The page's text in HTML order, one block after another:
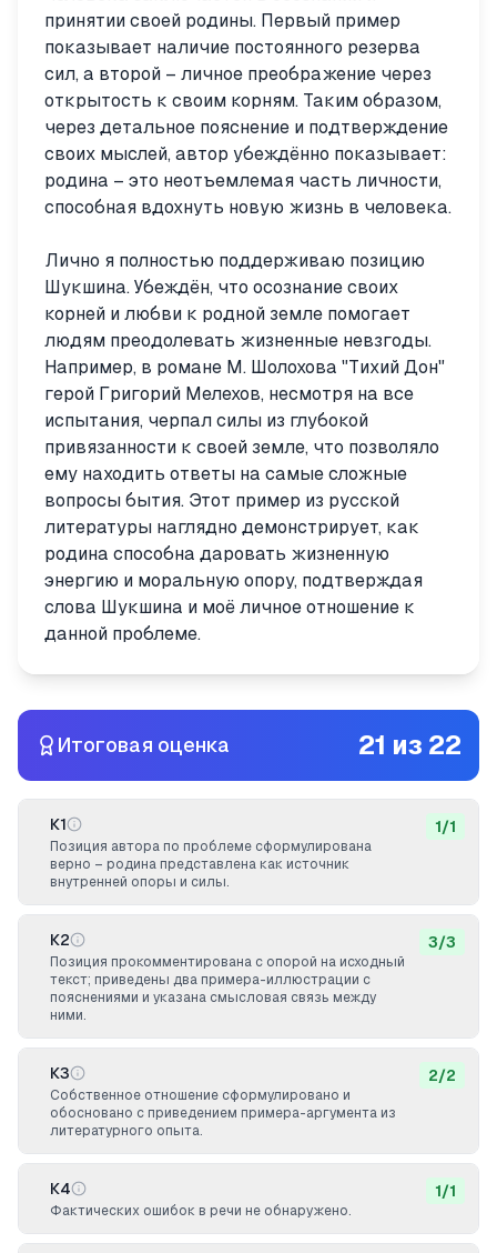
принятии своей родины. Первый пример
показывает наличие постоянного резерва
сил, а второй – личное преображение через
открытость к своим корням. Таким образом,
через детальное пояснение и подтверждение
своих мыслей, автор убеждённо показывает:
родина – это неотъемлемая часть личности,
способная вдохнуть новую жизнь в человека.
Лично я полностью поддерживаю позицию
Шукшина. Убеждён, что осознание своих
корней и любви к родной земле помогает
людям преодолевать жизненные невзгоды.
Например, в романе М. Шолохова "Тихий Дон"
герой Григорий Мелехов, несмотря на все
испытания, черпал силы из глубокой
привязанности к своей земле, что позволяло
ему находить ответы на самые сложные
вопросы бытия. Этот пример из русской
литературы наглядно демонстрирует, как
родина способна даровать жизненную
энергию и моральную опору, подтверждая
слова Шукшина и моё личное отношение к
данной проблеме.
Итоговая оценка 21 из 22
К1
Позиция автора по проблеме сформулирована
верно – родина представлена как источник
внутренней опоры и силы.
1/1
К2
Позиция прокомментирована с опорой на исходный
текст; приведены два примера-иллюстрации с
пояснениями и указана смысловая связь между
ними.
3/3
К3
Собственное отношение сформулировано и
обосновано с приведением примера-аргумента из
литературного опыта.
2/2
К4
Фактических ошибок в речи не обнаружено.
1/1